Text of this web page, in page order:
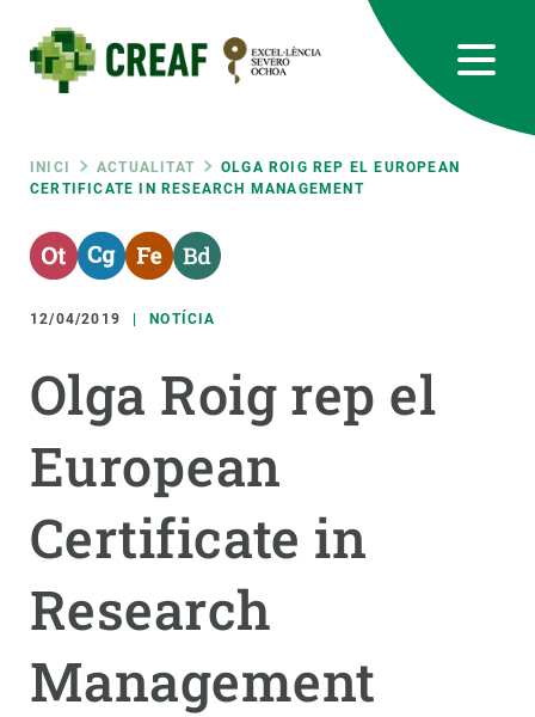
contingut
Fil
d'ariadna
INICI ACTUALITAT
OLGA ROIG REP EL EUROPEAN
CERTIFICATE IN RESEARCH MANAGEMENT
12/04/2019 NOTÍCIA
Olga Roig rep el
European
Certificate in
Research
Management
RRSS
Featured
responsive
INTRANET
Responsive
menu
RECERCA
CIÈNCIA EN ACCIÓ
UNEIX-TE A NOSALTRES
PARTICIPA